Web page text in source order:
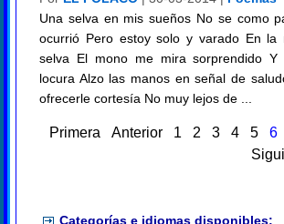
Una selva en mis sueños No se como
ocurrió Pero estoy solo y varado En la
selva El mono me mira sorprendido
locura Alzo las manos en señal de
ofrecerle cortesía No muy lejos de ...
Primera Anterior 1 2 3 4 5 6
Categorías e idiomas disponibles: